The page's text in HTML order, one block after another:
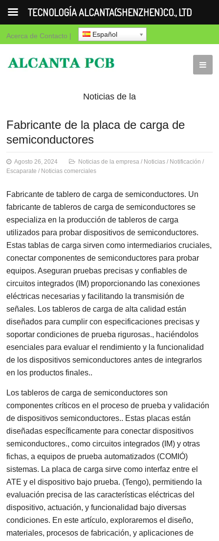
Acerca de Contacto | Español
Noticias de la
empresa Noticias Notificación
comerciales
Fabricante de la placa de carga de
semiconductores
Agosto 26, 2024 Noticias de la empresa / Noticias / Notificación /
Escaparate / Noticias comerciales
Fabricante de tablero de carga de semiconductores. Un
fabricante de tableros de carga de semiconductores se
especializa en la producción de tableros de carga
utilizados para probar dispositivos de semiconductores.
Estas tablas de carga sirven como intermediarios cruciales,
conectar componentes de semiconductores para probar
equipos. Aseguran pruebas precisas y confiables de
circuitos integrados (IM) proporcionando las conexiones
eléctricas necesarias y facilitando la transmisión de
señales. Los tableros de carga de alta calidad están
diseñados para cumplir con especificaciones precisas y
soportar condiciones de prueba rigurosas., haciéndolos
esenciales para evaluar el rendimiento y la funcionalidad
de los dispositivos semiconductores antes de integrarlos
en los productos finales..
Los tableros de carga de semiconductores son
componentes críticos en el proceso de prueba y validación
de dispositivos semiconductores.. Estas placas están
diseñadas específicamente para conectar dispositivos
semiconductores., como circuitos integrados (IM) y otras
fichas, a equipos de prueba automatizados (COMIÓ)
sistemas. La placa de carga sirve como interfaz entre el
ATE y el dispositivo bajo prueba. (Tengo), permitiendo la
evaluación precisa de las características eléctricas del
dispositivo, actuación, y funcionalidad bajo diversas
condiciones. En este artículo, exploraremos el diseño,
materiales, procesos de fabricación, y aplicaciones de
TECNOLOGÍA ALCANTA(SHENZHEN)CO., LTD